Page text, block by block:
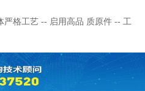
严格工艺 -- 启用高品 质原件 -- 工